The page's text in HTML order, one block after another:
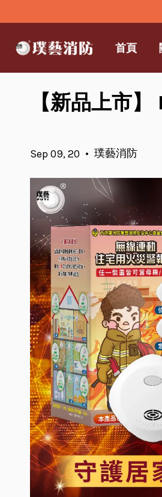
首頁
【新品上市
Sep 09, 20 • 璞藝消防